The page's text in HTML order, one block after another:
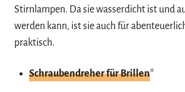
Stirnlampen. Da sie wasserdicht ist und
werden kann, ist sie auch für
praktisch.
Schraubendreher für Brillen*